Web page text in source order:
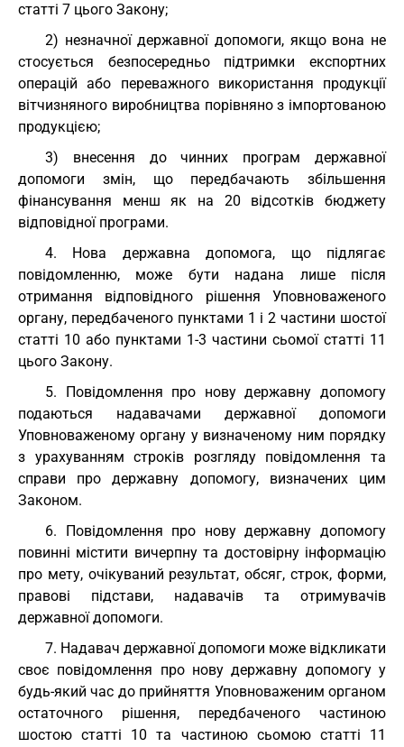
статті 7 цього Закону;
2) незначної державної допомоги, якщо вона не
стосується безпосередньо підтримки експортних
операцій або переважного використання продукції
вітчизняного виробництва порівняно з імпортованою
продукцією;
3) внесення до чинних програм державної
допомоги змін, що передбачають збільшення
фінансування менш як на 20 відсотків бюджету
відповідної програми.
4. Нова державна допомога, що підлягає
повідомленню, може бути надана лише після
отримання відповідного рішення Уповноваженого
органу, передбаченого пунктами 1 і 2 частини шостої
статті 10 або пунктами 1-3 частини сьомої статті 11
цього Закону.
5. Повідомлення про нову державну допомогу
подаються надавачами державної допомоги
Уповноваженому органу у визначеному ним порядку
з урахуванням строків розгляду повідомлення та
справи про державну допомогу, визначених цим
Законом.
6. Повідомлення про нову державну допомогу
повинні містити вичерпну та достовірну інформацію
про мету, очікуваний результат, обсяг, строк, форми,
правові підстави, надавачів та отримувачів
державної допомоги.
7. Надавач державної допомоги може відкликати
своє повідомлення про нову державну допомогу у
будь-який час до прийняття Уповноваженим органом
остаточного рішення, передбаченого частиною
шостою статті 10 та частиною сьомою статті 11